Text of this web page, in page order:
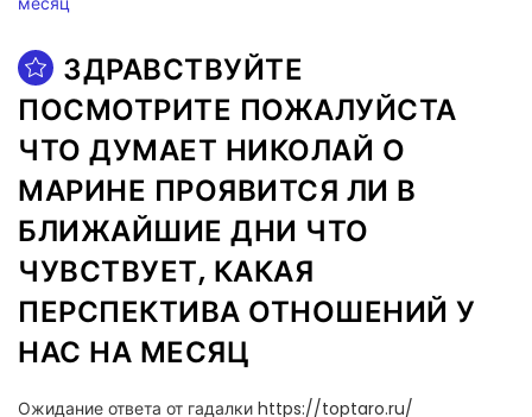
ЗДРАВСТВУЙТЕ
ПОСМОТРИТЕ ПОЖАЛУЙСТА
ЧТО ДУМАЕТ НИКОЛАЙ О
МАРИНЕ ПРОЯВИТСЯ ЛИ В
БЛИЖАЙШИЕ ДНИ ЧТО
ЧУВСТВУЕТ, КАКАЯ
ПЕРСПЕКТИВА ОТНОШЕНИЙ У
НАС НА МЕСЯЦ
Ожидание ответа от гадалки https://toptaro.ru/